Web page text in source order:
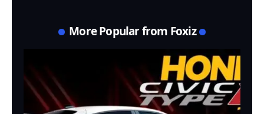
More Popular from Foxiz